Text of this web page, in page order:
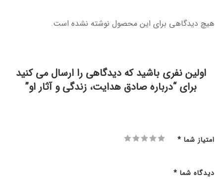
هیچ دیدگاهی برای این محصول نوشته نشده است.
اولین نفری باشید که دیدگاهی را ارسال می کنید
برای “دربارۀ صادق هدایت، زندگی و آثار او”
امتیاز شما *
دیدگاه شما *